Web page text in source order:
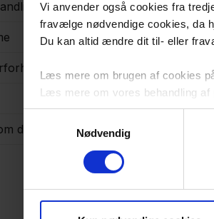
Vi anvender også cookies fra
fravælge nødvendige cookies, da
Du kan altid ændre dit til- eller
Læs mere om brugen af cookies
Læs mere om vores behandling af
Nødvendig
diabetes